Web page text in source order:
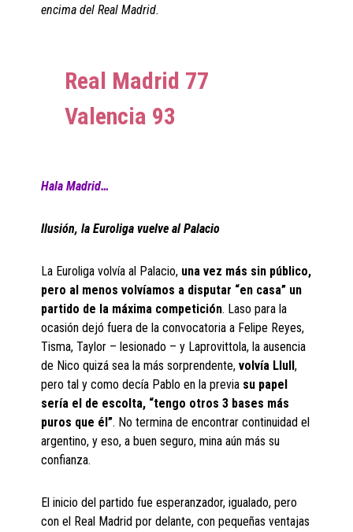
encima del Real Madrid.
Real Madrid 77
Valencia 93
Hala Madrid…
Ilusión, la Euroliga vuelve al Palacio
La Euroliga volvía al Palacio, una vez más sin público,
pero al menos volvíamos a disputar “en casa” un
partido de la máxima competición. Laso para la
ocasión dejó fuera de la convocatoria a Felipe Reyes,
Tisma, Taylor – lesionado – y Laprovittola, la ausencia
de Nico quizá sea la más sorprendente,volvía Llull,
pero tal y como decía Pablo en la previa su papel
sería el de escolta, “tengo otros 3 bases más
puros que él”. No termina de encontrar continuidad el
argentino, y eso, a buen seguro, mina aún más su
confianza.
El inicio del partido fue esperanzador, igualado, pero
con el Real Madrid por delante, con pequeñas ventajas